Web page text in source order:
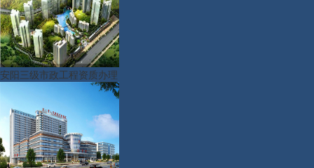
安阳三级市政工程资质办理